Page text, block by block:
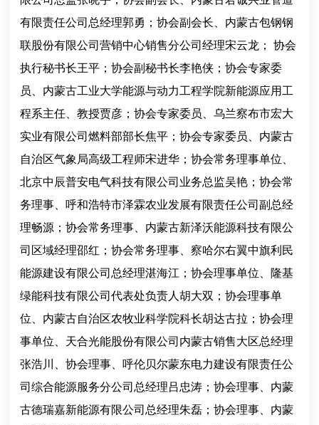
有限责任公司总经理郭勇；协会副会长、内蒙古包钢钢
联股份有限公司营销中心销售分公司经理宋云龙； 协会
执行秘书长王平；协会副秘书长李艳侠；协会专家委
员、内蒙古工业大学能源与动力工程学院新能源应用工
程系主任、教授贾彦；协会专家委员、乌兰察布市宏大
实业有限公司燃料部部长焦平；协会专家委员、内蒙古
自治区气象局高级工程师宋进华；协会常务理事单位、
北京中辰普安电气科技有限公司业务总监吴艳；协会常
务理事、呼和浩特市泽霖农业发展有限责任公司副总经
理畅源；协会常务理事、内蒙古新泽沃能源科技有限公
司区域经理邵红；协会常务理事、察哈尔右翼中旗利民
能源建设有限公司总经理湛海江；协会理事单位、隆基
绿能科技有限公司代表处负责人胡大双；协会理事单
位、内蒙古自治区农牧业科学院科长胡达古拉；协会理
事单位、天合光能股份有限公司内蒙古销售大区总经理
张浩川、协会理事、呼伦贝尔蒙东电力建设有限责任公
司综合能源服务分公司总经理吕忠涛；协会理事、内蒙
古德瑞嘉新能源有限公司总经理朱磊；协会理事、内蒙